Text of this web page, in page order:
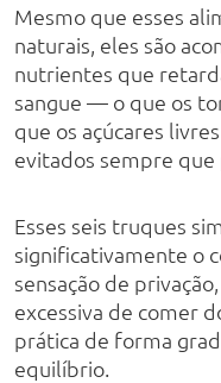
Mesmo que esses
naturais, eles são
nutrientes que
sangue — o que os
que os açúcares
evitados sempre que
Esses seis truques
significativamente o
sensação de
excessiva de comer
prática de forma
equilíbrio.